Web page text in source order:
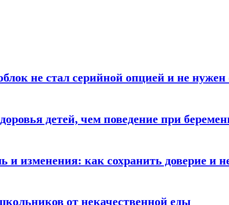
не стал серийной опцией и не
детей, чем поведение при
и изменения: как сохранить доверие и
от некачественной еды